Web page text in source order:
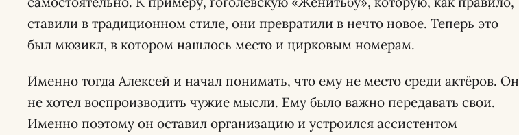
ставили в традиционном стиле, они превратили в нечто новое. Теперь это
был мюзикл, в котором нашлось место и цирковым номерам.
Именно тогда Алексей и начал понимать, что ему не место среди актёров. Он
не хотел воспроизводить чужие мысли. Ему было важно передавать свои.
Именно поэтому он оставил организацию и устроился ассистентом